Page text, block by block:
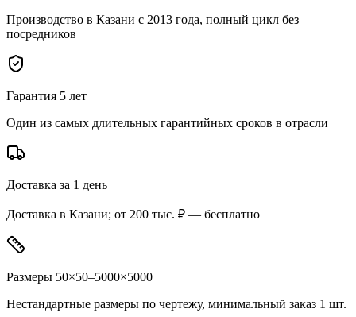
Производство в Казани с 2013 года, полный цикл без
посредников
Гарантия 5 лет
Один из самых длительных гарантийных сроков в отрасли
Доставка за 1 день
Доставка в Казани; от 200 тыс. ₽ — бесплатно
Размеры 50×50–5000×5000
Нестандартные размеры по чертежу, минимальный заказ 1 шт.